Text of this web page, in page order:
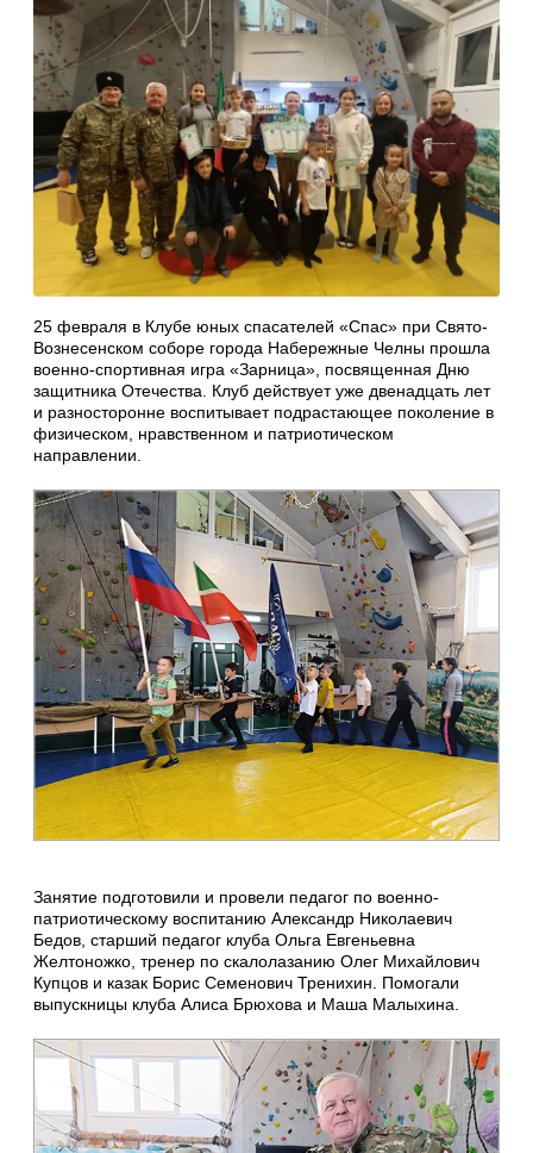
25 февраля в Клубе юных спасателей «Спас» при Свято-
Вознесенском соборе города Набережные Челны прошла
военно-спортивная игра «Зарница», посвященная Дню
защитника Отечества. Клуб действует уже двенадцать лет
и разносторонне воспитывает подрастающее поколение в
физическом, нравственном и патриотическом
направлении.
Занятие подготовили и провели педагог по военно-
патриотическому воспитанию Александр Николаевич
Бедов, старший педагог клуба Ольга Евгеньевна
Желтоножко, тренер по скалолазанию Олег Михайлович
Купцов и казак Борис Семенович Тренихин. Помогали
выпускницы клуба Алиса Брюхова и Маша Малыхина.